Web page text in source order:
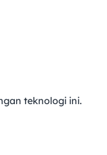
teknologi ini.